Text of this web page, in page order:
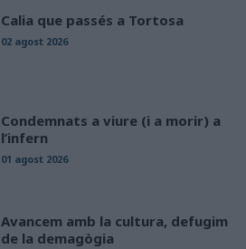
Calia que passés a Tortosa
02 agost 2026
Condemnats a viure (i a morir) a
l’infern
01 agost 2026
Avancem amb la cultura, defugim
de la demagògia